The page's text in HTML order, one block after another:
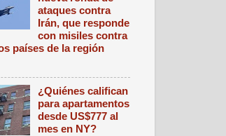
ataques contra
Irán, que responde
con misiles contra
países de la región
¿Quiénes califican
para apartamentos
desde US$777 al
mes en NY?